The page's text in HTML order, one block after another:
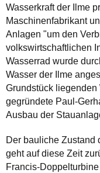
Wasserkraft der Ilme
Maschinenfabrikant
Anlagen "um den
volkswirtschaftlichen
Wasserrad wurde
Wasser der Ilme
Grundstück
gegründete Paul-
Ausbau der
Der bauliche Zustand
geht auf diese Zeit
Francis-